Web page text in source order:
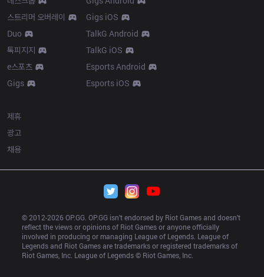
스트리머 오버레이
Duo
톡피지지
e스포츠
Gigs
Gigs iOS
TalkG Android
TalkG iOS
Esports Android
Esports iOS
제휴
광고
채용
© 2012-2026 OP.GG. OP.GG isn’t endorsed by Riot Games and doesn’t
reflect the views or opinions of Riot Games or anyone officially
involved in producing or managing League of Legends. League of
Legends and Riot Games are trademarks or registered trademarks of
Riot Games, Inc. League of Legends © Riot Games, Inc.